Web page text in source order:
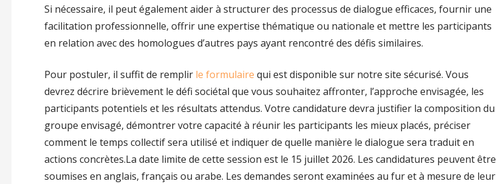
Si nécessaire, il peut également aider à structurer des processus de dialogue efficaces, fournir une
facilitation professionnelle, offrir une expertise thématique ou nationale et mettre les participants
en relation avec des homologues d’autres pays ayant rencontré des défis similaires.
Pour postuler, il suffit de remplir le formulaire qui est disponible sur notre site sécurisé. Vous
devrez décrire brièvement le défi sociétal que vous souhaitez affronter, l’approche envisagée, les
participants potentiels et les résultats attendus. Votre candidature devra justifier la composition du
groupe envisagé, démontrer votre capacité à réunir les participants les mieux placés, préciser
comment le temps collectif sera utilisé et indiquer de quelle manière le dialogue sera traduit en
actions concrètes.La date limite de cette session est le 15 juillet 2026. Les candidatures peuvent être
soumises en anglais, français ou arabe. Les demandes seront examinées au fur et à mesure de leur